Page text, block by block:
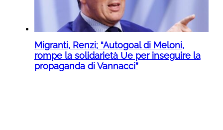
Migranti, Renzi; “Autogoal di Meloni,
rompe la solidarietà Ue per inseguire la
propaganda di Vannacci”